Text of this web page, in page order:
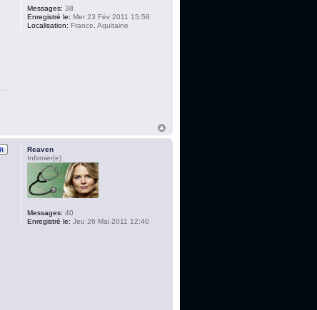
Messages: 38
Enregistré le: Mer 23 Fév 2011 15:58
Localisation: France, Aquitaine
Reaven
Infirmier(e)
Messages: 40
Enregistré le: Jeu 26 Mai 2011 12:40